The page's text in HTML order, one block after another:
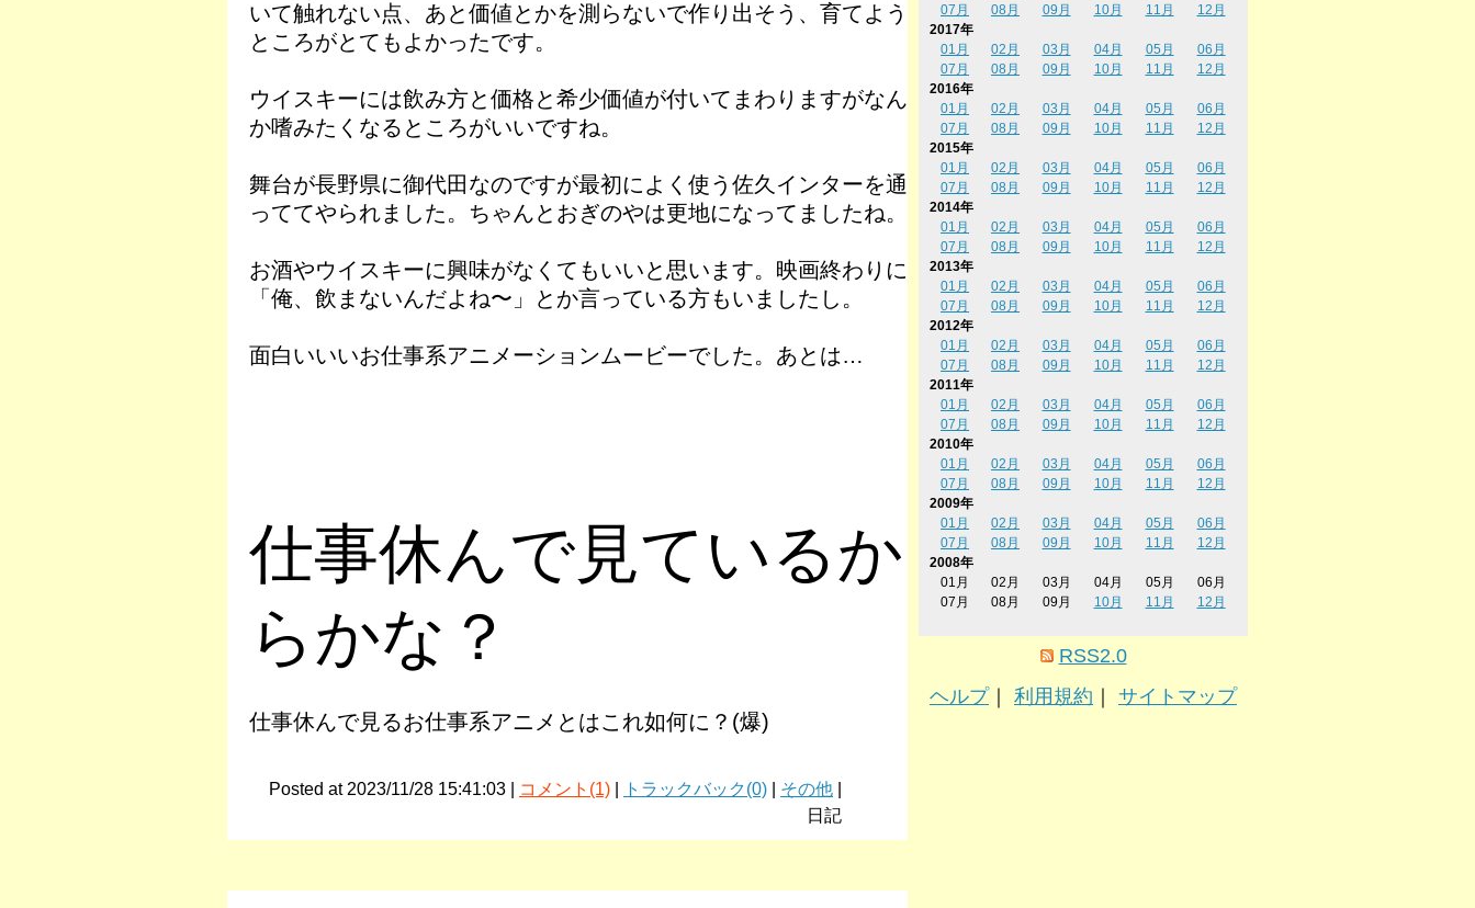
いて触れない点、あと価値とかを測らないで作り出そう、育てよう
ところがとてもよかったです。
ウイスキーには飲み方と価格と希少価値が付いてまわりますがなん
か嗜みたくなるところがいいですね。
舞台が長野県に御代田なのですが最初によく使う佐久インターを通
っててやられました。ちゃんとおぎのやは更地になってましたね。
お酒やウイスキーに興味がなくてもいいと思います。映画終わりに
「俺、飲まないんだよね〜」とか言っている方もいましたし。
面白いいいお仕事系アニメーションムービーでした。あとは…
仕事休んで見ているか
らかな？
仕事休んで見るお仕事系アニメとはこれ如何に？(爆)
Posted at 2023/11/28 15:41:03 | コメント(1) トラックバック(0) その他
日記
07月
08月 09月 10月 11月
12月
2017年
01月
02月 03月 04月 05月
06月
07月
08月 09月 10月 11月
12月
2016年
01月
02月 03月 04月 05月
06月
07月
08月 09月 10月 11月
12月
2015年
01月
02月 03月 04月 05月
06月
07月
08月 09月 10月 11月
12月
2014年
01月
02月 03月 04月 05月
06月
07月
08月 09月 10月 11月
12月
2013年
01月
02月 03月 04月 05月
06月
07月
08月 09月 10月 11月
12月
2012年
01月
02月 03月 04月 05月
06月
07月
08月 09月 10月 11月
12月
2011年
01月
02月 03月 04月 05月
06月
07月
08月 09月 10月 11月
12月
2010年
01月
02月 03月 04月 05月
06月
07月
08月 09月 10月 11月
12月
2009年
01月
02月 03月 04月 05月
06月
07月
08月 09月 10月 11月
12月
2008年
01月
02月 03月 04月 05月
06月
07月
08月 09月 10月 11月 12月
RSS2.0
ヘルプ｜ 利用規約 サイトマップ